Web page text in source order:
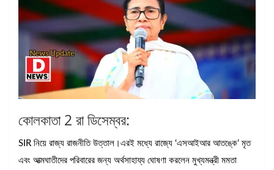
কোলকাতা 2 রা ডিসেম্বর:
SIR নিয়ে রাজ্য রাজনীতি উত্তাল।এরই মধ্যে রাজ্যে ‘এসআইআর আতঙ্কে’ মৃত
এবং আত্মঘাতীদের পরিবারের জন্য অর্থসাহায্য ঘোষণা করলেন মুখ্যমন্ত্রী মমতা